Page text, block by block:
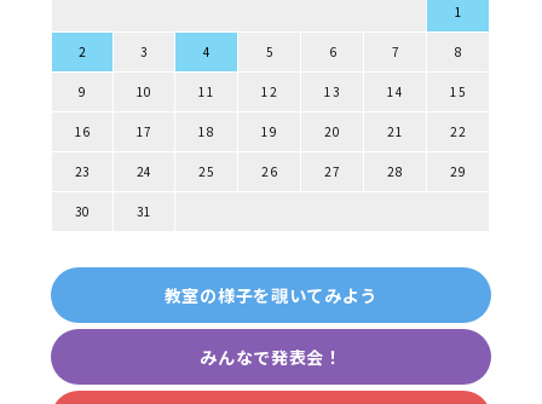
1
2 3 4 5 6 7 8
9 10 11 12 13 14 15
16 17 18 19 20 21 22
23 24 25 26 27 28 29
30 31
教室の様子を覗いてみよう
みんなで発表会！